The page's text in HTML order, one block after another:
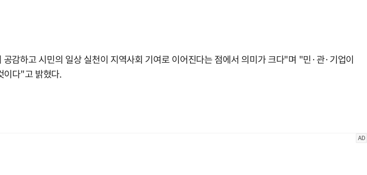
감하고 시민의 일상 실천이 지역사회 기여로 이어진다는 점에서 의미가 크다"며 "민·관·기업이
이다"고 밝혔다.